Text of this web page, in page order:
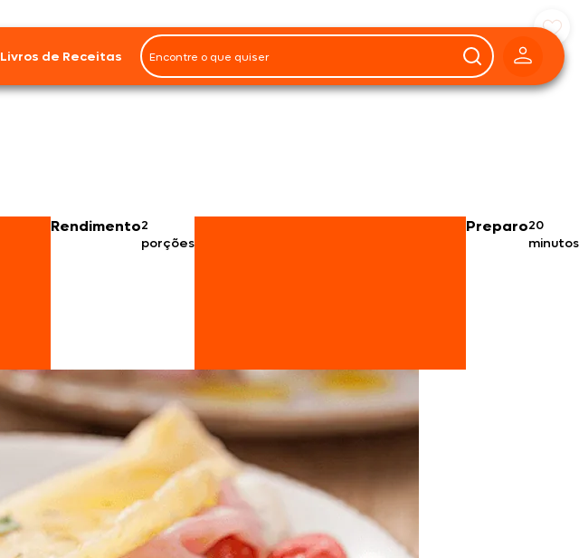
Livros de Receitas
Rendimento2
porções
Preparo20
minutos